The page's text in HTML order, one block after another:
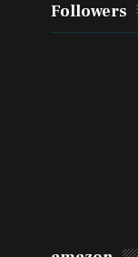
Followers